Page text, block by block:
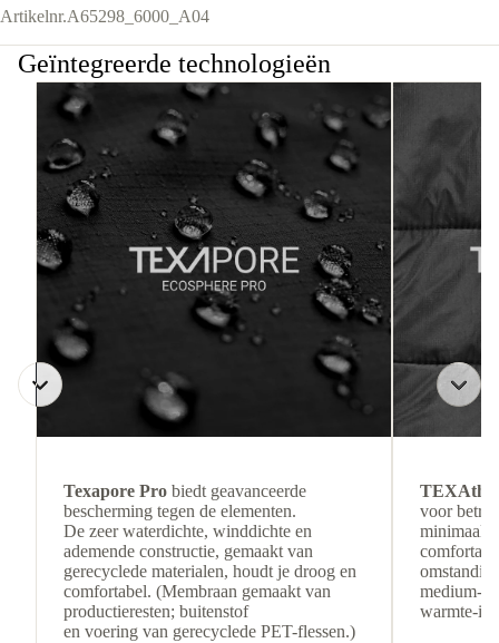
Artikelnr.A65298_6000_A04
Geïntegreerde technologieën
Texapore Pro biedt geavanceerde
bescherming tegen de elementen.
De zeer waterdichte, winddichte en
ademende constructie, gemaakt van
gerecyclede materialen, houdt je droog en
comfortabel. (Membraan gemaakt van
productieresten; buitenstof
en voering van gerecyclede PET-flessen.)
voor
minimaal
medium-
warmte-